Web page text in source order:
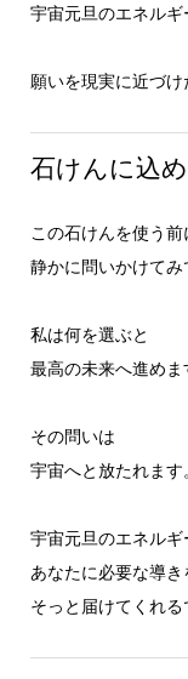
宇宙元旦のエネル
願いを現実に近づけ
石けんに込
この石けんを使う前
静かに問いかけてみ
私は何を選ぶと
最高の未来へ進めま
その問いは
宇宙へと放たれます。
宇宙元旦のエネルギ
あなたに必要な導き
そっと届けてくれる